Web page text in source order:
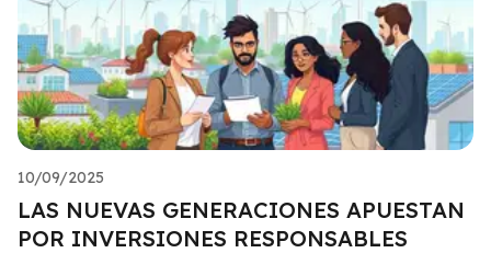
10/09/2025
LAS NUEVAS GENERACIONES APUESTAN
POR INVERSIONES RESPONSABLES